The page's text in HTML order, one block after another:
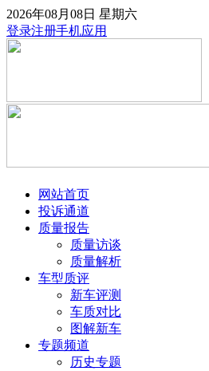
2026年08月08日 星期六
登录注册手机应用
网站首页
投诉通道
质量报告
质量访谈
质量解析
车型质评
新车评测
车质对比
图解新车
专题频道
历史专题